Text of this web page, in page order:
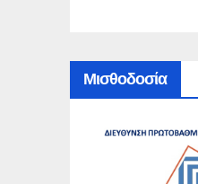
Μισθοδοσία